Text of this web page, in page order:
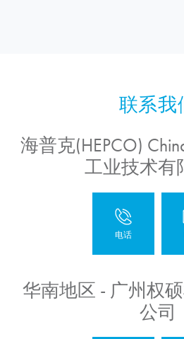
海普克(HEPCO)
工业技术有
华南地区 - 广州权
公司